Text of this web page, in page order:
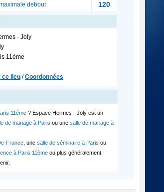
debout 120
- Joly
11ème
ce lieu /Coordonnées
11ème ? Espace Hermes - Joly est un
de mariage à Paris ou une salle de mariage à
France , une salle de séminaire à Paris ou
à Paris 11ème ou plus généralement